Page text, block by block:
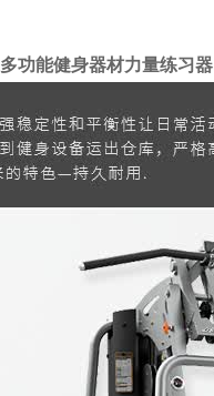
功能健身器材力量练习器